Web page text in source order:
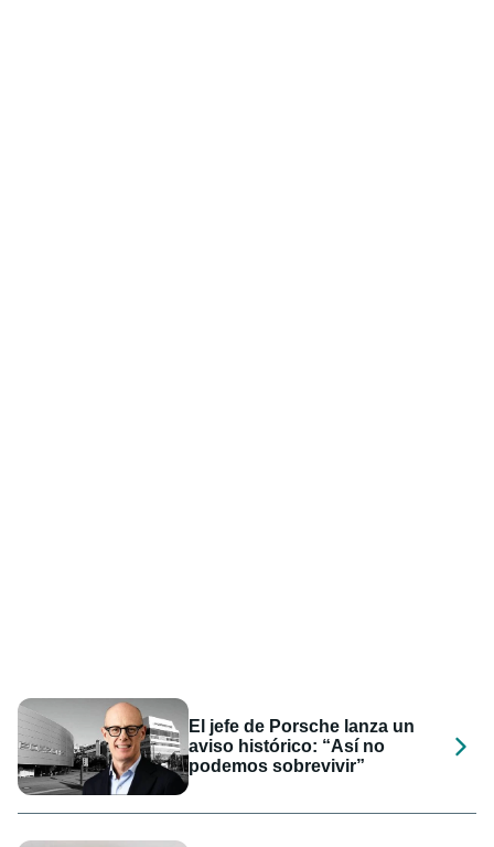
El jefe de Porsche lanza un
aviso histórico: “Así no
podemos sobrevivir”